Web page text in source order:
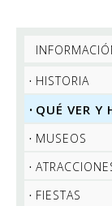
HISTORIA
QUÉ VER Y
MUSEOS
FIESTAS